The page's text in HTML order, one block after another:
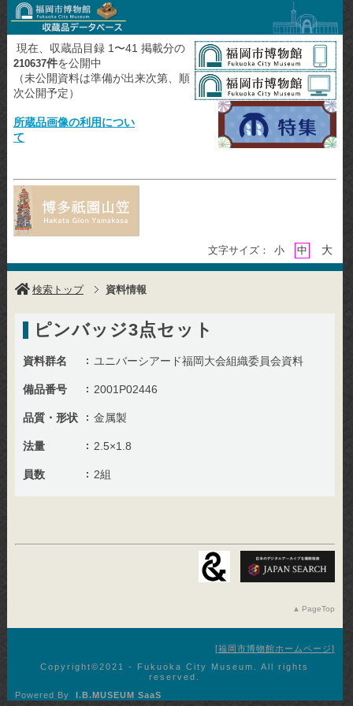
現在、収蔵品目録 1〜41 掲載分の
210637件を公開中
（未公開資料は準備が出来次第、順
次公開予定）
所蔵品画像の利用につい
て
文字サイズ： 小 中 大
検索トップ 資料情報
ピンバッジ3点セット
資料群名 ユニバーシアード福岡大会組織委員会資料
備品番号 2001P02446
品質・形状 金属製
法量 2.5×1.8
員数 2組
PageTop
福岡市博物館ホームページ
Copyright©︎2021 - Fukuoka City Museum. All rights
reserved.
Powered By
I.B.MUSEUM SaaS